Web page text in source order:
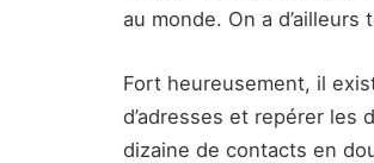
au monde. On a
Fort heureusement, il
d’adresses et repérer
dizaine de contacts en